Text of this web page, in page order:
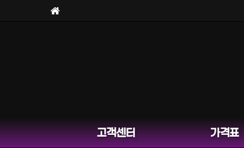
고객센터 가격표